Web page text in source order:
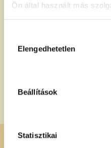
Ön által használt más
kiválasztása
Elengedhetetlen
Beállítások
Statisztikai
Fehérje:
Száraz hűvös napfénytől